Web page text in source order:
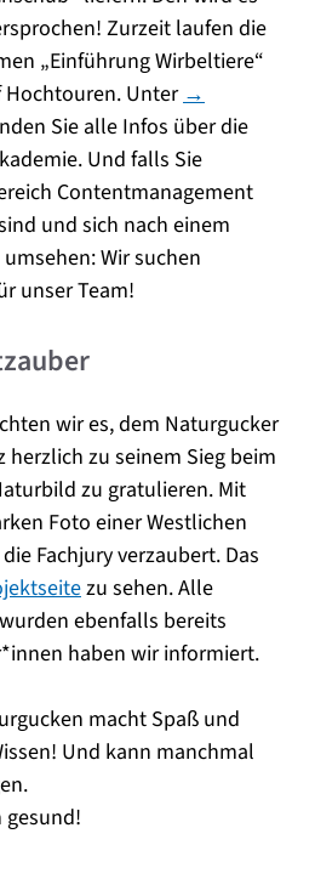
Zurzeit laufen die
„Einführung Wirbeltiere“
Hochtouren. Unter →
Sie alle Infos über die
Und falls Sie
Contentmanagement
und sich nach einem
Wir suchen
unser Team!
wir es, dem Naturgucker
herzlich zu seinem Sieg beim
zu gratulieren. Mit
Foto einer Westlichen
Fachjury verzaubert. Das
zu sehen. Alle
ebenfalls bereits
haben wir informiert.
macht Spaß und
Und kann manchmal
gesund!